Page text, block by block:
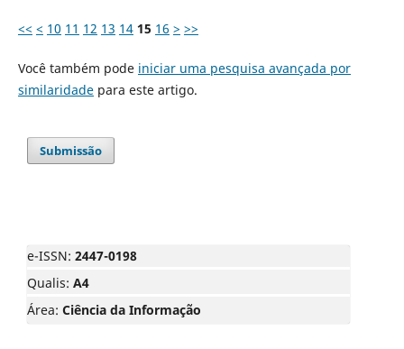
<< < 10 11 12 13 14 15 16 > >>
Você também pode iniciar uma pesquisa avançada por
similaridadepara este artigo.
Submissão
e-ISSN: 2447-0198
Qualis: A4
Área: Ciência da Informação